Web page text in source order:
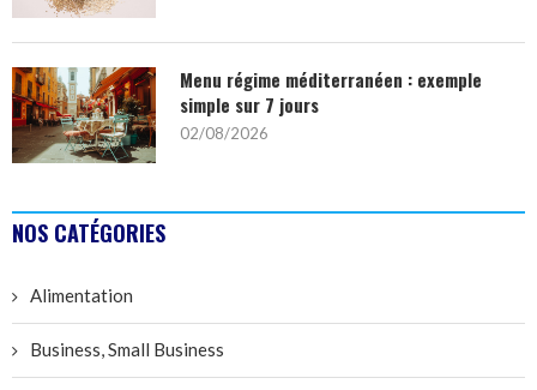
Menu régime méditerranéen : exemple
simple sur 7 jours
02/08/2026
NOS CATÉGORIES
Alimentation
Business, Small Business